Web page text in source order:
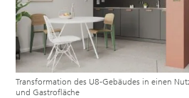
Transformation des U8-Gebäudes in einen
und Gastrofläche